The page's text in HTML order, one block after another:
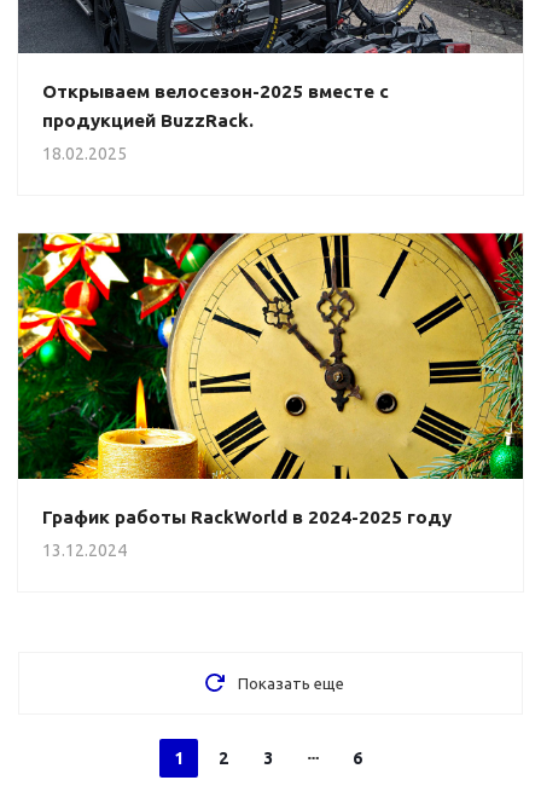
Открываем велосезон-2025 вместе с
продукцией BuzzRack.
18.02.2025
График работы RackWorld в 2024-2025 году
13.12.2024
Показать еще
1 2 3 6